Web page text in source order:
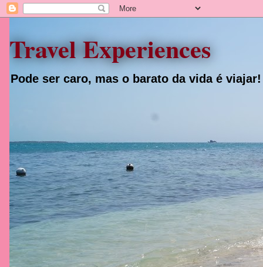
Travel Experiences
Pode ser caro, mas o barato da vida é viajar!